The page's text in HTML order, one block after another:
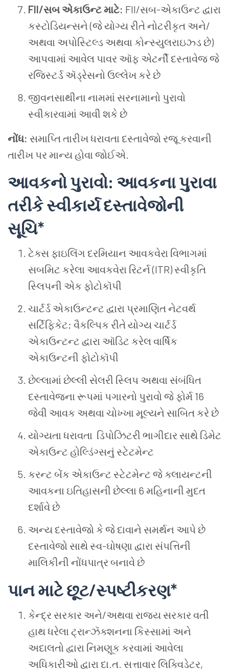
FII/સબએકાઉન્ટમાટે: FII/સબ-એકાઉન્ટ દ્વારા
કસ્ટોડિયન્સને(જેયોગ્ય રીતેનોટરીકૃત અને/
અથવા અપોસ્ટિલ્ડ અથવા કોન્સ્યુલરાઇઝ્ડ છે)
આપવામાં આવેલ પાવર ઑફ એટર્નીદસ્તાવેજજે
રજિસ્ટર્ડ ઍડ્રેસનો ઉલ્લેખકરે છે
જીવનસાથીના નામમાં સરનામાનો પુરાવો
સ્વીકારવામાં આવી શકે છે
નોંધ: સમાપ્તિતારીખ ધરાવતા દસ્તાવેજો રજૂ કરવાની
તારીખ પરમાન્યહોવા જોઈએ.
આવકનોપુરાવો: આવકનાપુરાવા
તરીકેસ્વીકાર્યદસ્તાવેજોની
સૂચિ*
ટેક્સફાઇલિંગ દરમિયાન આવકવેરા વિભાગમાં
સબમિટ કરેલા આવકવેરા રિટર્ન(ITR) સ્વીકૃતિ
સ્લિપની એકફોટોકૉપી
ચાર્ટર્ડ એકાઉન્ટન્ટ દ્વારા પ્રમાણિતનેટવર્થ
સર્ટિફિકેટ; વૈકલ્પિક રીતેયોગ્યચાર્ટર્ડ
એકાઉન્ટન્ટ દ્વારા ઑડિટ કરેલવાર્ષિક
એકાઉન્ટની ફોટોકૉપી
છેલ્લામાં છેલ્લી સેલરી સ્લિપ અથવા સંબંધિત
દસ્તાવેજના રૂપમાં પગારનો પુરાવો જેફોર્મ16
જેવી આવક અથવા ચોખ્ખા મૂલ્યને સાબિતકરે છે
યોગ્યતા ધરાવતા ડિપોઝિટરી ભાગીદાર સાથે ડિમેટ
એકાઉન્ટ હોલ્ડિંગ્સનું સ્ટેટમેન્ટ
કરન્ટ બેંક એકાઉન્ટ સ્ટેટમેન્ટ જેક્લાયન્ટની
આવકના ઇતિહાસની છેલ્લા 6 મહિનાની મુદત
દર્શાવે છે
અન્યદસ્તાવેજો કેજેદાવાને સમર્થન આપે છે
દસ્તાવેજો સાથે સ્વ-ઘોષણા દ્વારા સંપત્તિની
માલિકીની નોંધપાત્રબનાવે છે
પાનમાટેછૂટ/સ્પષ્ટીકરણ*
કેન્દ્ર સરકાર અને/અથવા રાજ્ય સરકારવતી
હાથ ધરેલા ટ્રાન્ઝૅક્શનના કિસ્સામાં અને
અદાલતો દ્વારા નિમણૂકકરવામાં આવેલા
અધિકારીઓદ્વારા દા.ત. સત્તાવાર લિક્વિડેટર,